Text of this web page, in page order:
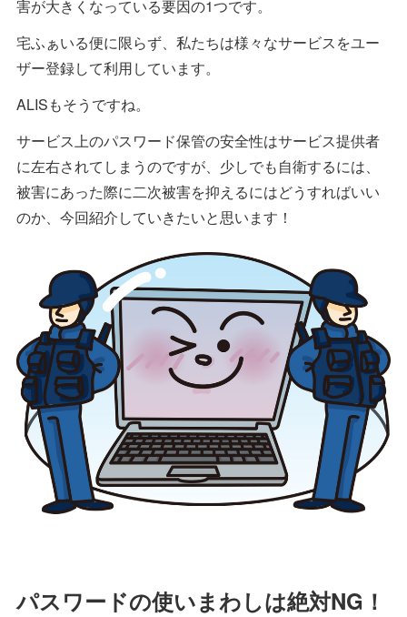
害が大きくなっている要因の1つです。
宅ふぁいる便に限らず、私たちは様々なサービスをユー
ザー登録して利用しています。
ALISもそうですね。
サービス上のパスワード保管の安全性はサービス提供者
に左右されてしまうのですが、少しでも自衛するには、
被害にあった際に二次被害を抑えるにはどうすればいい
のか、今回紹介していきたいと思います！
パスワードの使いまわしは絶対NG！